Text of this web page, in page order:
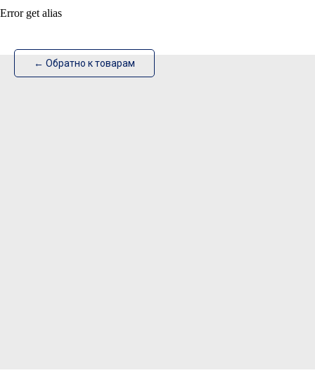
ИзотехПро
← Обратно к товарам
Error get alias